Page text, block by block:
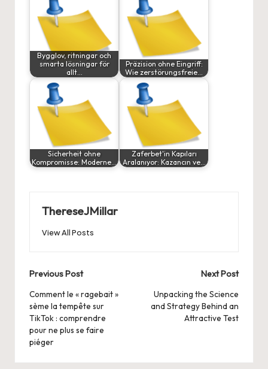
Bygglov, ritningar och
smarta lösningar för
allt…
Präzision ohne Eingriff:
Wie zerstörungsfreie…
Sicherheit ohne
Kompromisse: Moderne…
Zaferbet'in Kapıları
Aralanıyor: Kazancın ve…
ThereseJMillar
View All Posts
Post
navigation
Previous Post
Comment le « ragebait »
sème la tempête sur
TikTok : comprendre
pour ne plus se faire
piéger
Next Post
Unpacking the Science
and Strategy Behind an
Attractive Test